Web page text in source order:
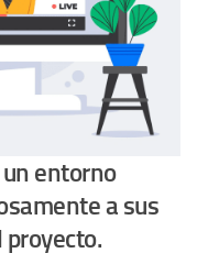
entorno
a sus
proyecto.